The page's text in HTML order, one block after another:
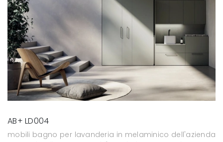
AB+ LD004
mobili bagno per lavanderia in melaminico dell'azienda